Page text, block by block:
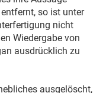
so ist unter
nicht
Wiedergabe von
ausdrücklich zu
ausgelöscht,